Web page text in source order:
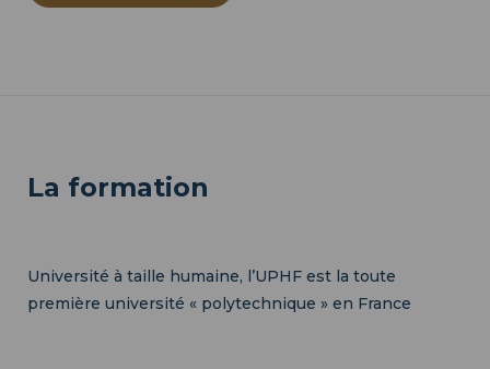
La formation
Université à taille humaine, l’UPHF est la toute
première université « polytechnique » en France